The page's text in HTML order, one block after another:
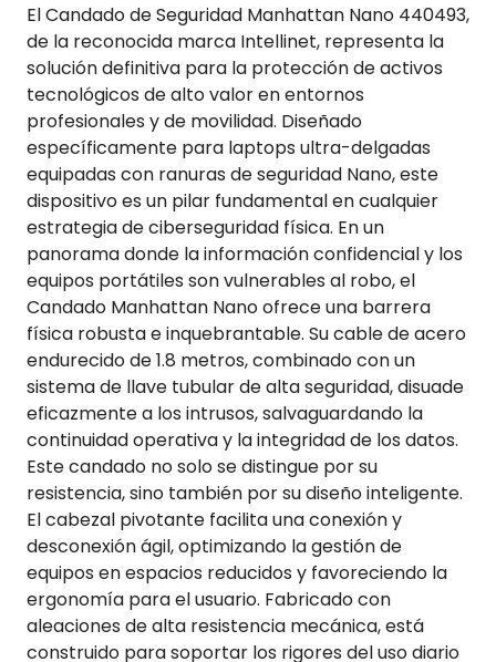
El Candado de Seguridad Manhattan Nano 440493,
de la reconocida marca Intellinet, representa la
solución definitiva para la protección de activos
tecnológicos de alto valor en entornos
profesionales y de movilidad. Diseñado
específicamente para laptops ultra-delgadas
equipadas con ranuras de seguridad Nano, este
dispositivo es un pilar fundamental en cualquier
estrategia de ciberseguridad física. En un
panorama donde la información confidencial y los
equipos portátiles son vulnerables al robo, el
Candado Manhattan Nano ofrece una barrera
física robusta e inquebrantable. Su cable de acero
endurecido de 1.8 metros, combinado con un
sistema de llave tubular de alta seguridad, disuade
eficazmente a los intrusos, salvaguardando la
continuidad operativa y la integridad de los datos.
Este candado no solo se distingue por su
resistencia, sino también por su diseño inteligente.
El cabezal pivotante facilita una conexión y
desconexión ágil, optimizando la gestión de
equipos en espacios reducidos y favoreciendo la
ergonomía para el usuario. Fabricado con
aleaciones de alta resistencia mecánica, está
construido para soportar los rigores del uso diario